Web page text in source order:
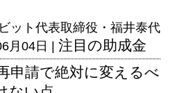
ット代表取締役・福井泰代
月04日 | 注目の助成金
申請で絶対に変えるべ